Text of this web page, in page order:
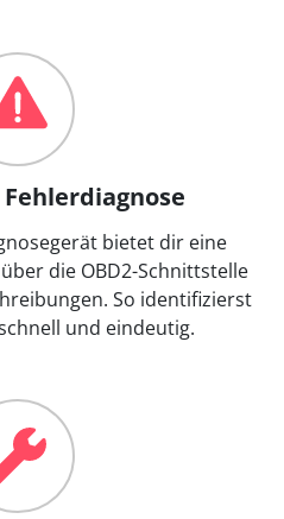
bietet dir eine
die OBD2-Schnittstelle
So identifizierst
und eindeutig.